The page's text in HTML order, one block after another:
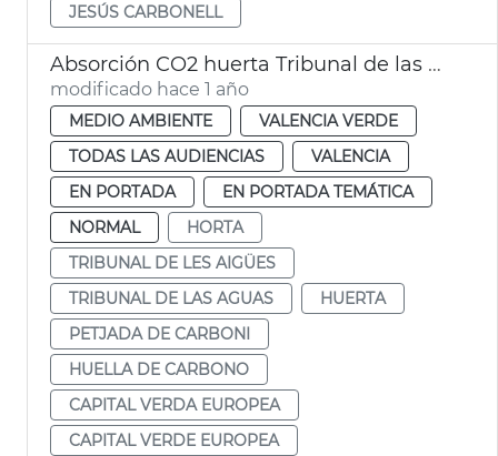
JESÚS CARBONELL
Absorción CO2 huerta Tribunal de las Aguas
modificado hace 1 año
MEDIO AMBIENTE
VALENCIA VERDE
TODAS LAS AUDIENCIAS
VALENCIA
EN PORTADA
EN PORTADA TEMÁTICA
NORMAL
HORTA
TRIBUNAL DE LES AIGÜES
TRIBUNAL DE LAS AGUAS
HUERTA
PETJADA DE CARBONI
HUELLA DE CARBONO
CAPITAL VERDA EUROPEA
CAPITAL VERDE EUROPEA